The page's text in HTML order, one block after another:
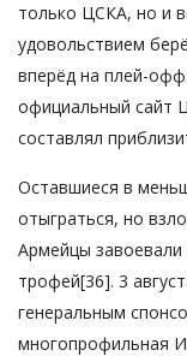
только ЦСКА, но и
удовольствием
вперёд на плей-
официальный сайт
составлял
Оставшиеся в
отыграться, но
Армейцы
трофей[36]. 3
генеральным
многопрофильная